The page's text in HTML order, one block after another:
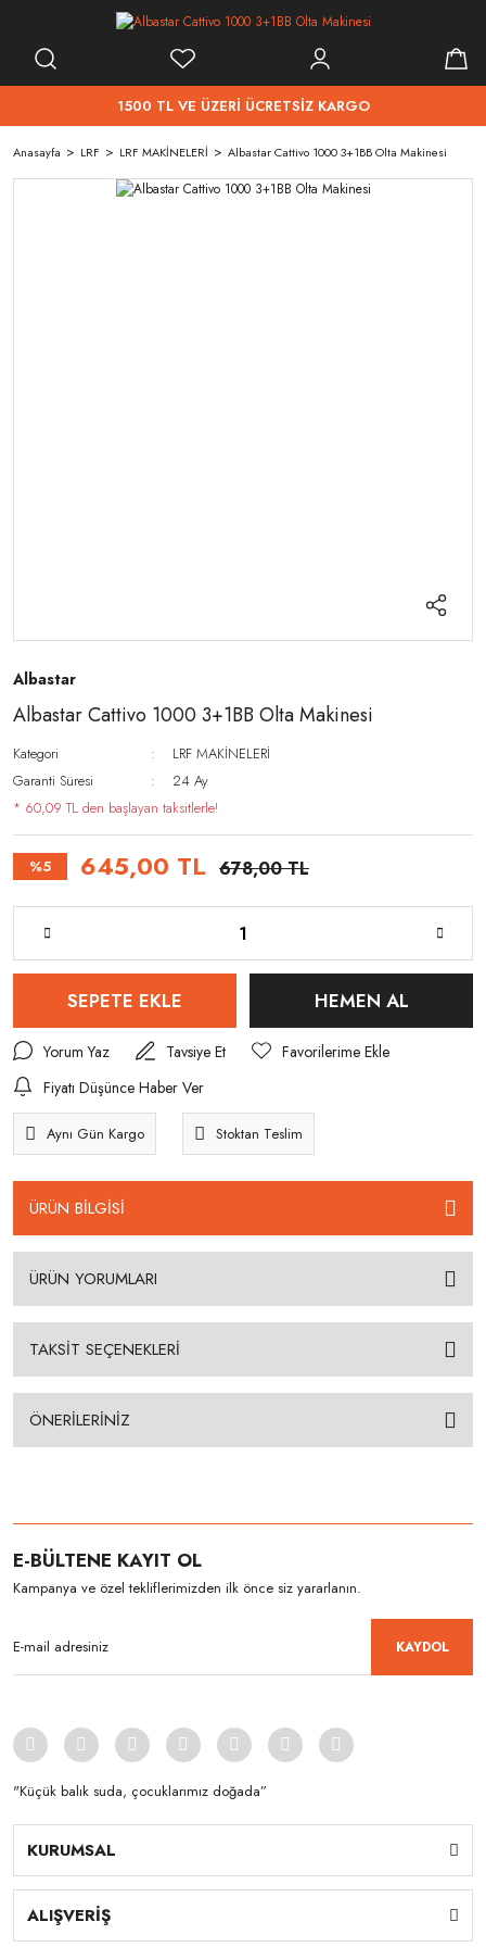
1500 TL VE ÜZERİ ÜCRETSİZ KARGO
Anasayfa LRF LRF MAKİNELERİ Albastar Cattivo 1000 3+1BB Olta Makinesi
Albastar
Albastar Cattivo 1000 3+1BB Olta Makinesi
Kategori
LRF MAKİNELERİ
Garanti Süresi
24 Ay
* 60,09 TL den başlayan taksitlerle!
%5 645,00 TL 678,00 TL
SEPETE EKLE HEMEN AL
Yorum Yaz
Tavsiye Et
Fiyatı Düşünce Haber Ver
Aynı Gün Kargo Stoktan Teslim
ÜRÜN BİLGİSİ
ÜRÜN YORUMLARI
TAKSİT SEÇENEKLERİ
ÖNERİLERİNİZ
E-BÜLTENE KAYIT OL
Kampanya ve özel tekliflerimizden ilk önce siz yararlanın.
KAYDOL
"Küçük balık suda, çocuklarımız doğada”
KURUMSAL
ALIŞVERİŞ